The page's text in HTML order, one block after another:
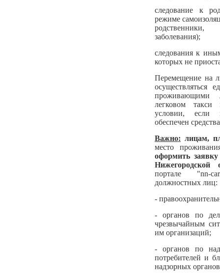
следование к
режиме
заболевания);
следования к
которых не
Перемещение на
осуществляться
проживающими
легковом такси
условии, если
обеспечен
Важно: лицам,
место
оформить заявку
Нижегородской
портале "nn-
должностных лиц:
-
- органов по
чрезвычайным
им организаций;
- органов по
потребителей и
надзорных